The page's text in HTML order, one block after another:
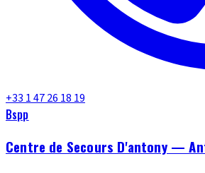
+33 1 47 26 18 19
Bspp
Centre de Secours D'antony —